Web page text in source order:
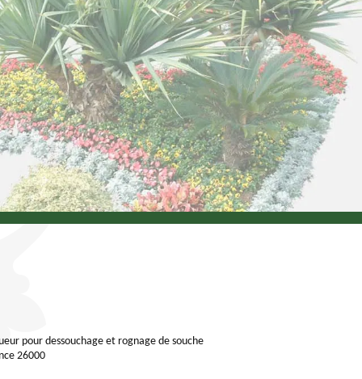
pour dessouchage et rognage de souche
26000